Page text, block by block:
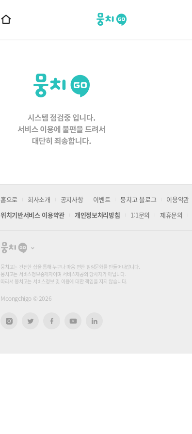
뭉치고
홈
홈으로 회사소개 공지사항 이벤트 뭉치고 블로그
이용약관
위치기반서비스 이용약관
개인정보처리방침 1:1문의 제휴문의
뭉
고
뭉치고는 건전한 샵을 통해 누구나 마음 편한 힐링문화를 만들어나갑니다.
뭉치고는 서비스정보중개자이며 서비스제공의 당사자가 아닙니다.
따라서 뭉치고는 서비스정보 및 이용에 대한 책임을 지지 않습니다.
Moongchigo © 2026